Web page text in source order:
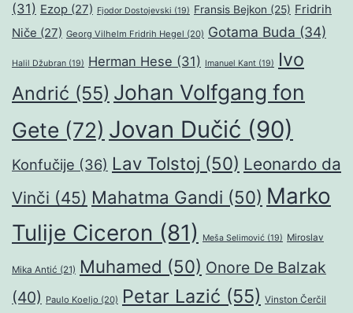
(31) Ezop (27) Fjodor Dostojevski (19) Fransis Bejkon (25) Fridrih
Niče (27) Georg Vilhelm Fridrih Hegel (20) Gotama Buda (34)
Halil Džubran (19) Herman Hese (31) Imanuel Kant (19)
Ivo
Andrić (55) Johan Volfgang fon
Gete (72) Jovan Dučić (90)
Konfučije (36) Lav Tolstoj (50) Leonardo da
Vinči (45) Mahatma Gandi (50) Marko
Tulije Ciceron (81) Meša Selimović (19) Miroslav
Mika Antić (21) Muhamed (50) Onore De Balzak
(40) Paulo Koeljo (20) Petar Lazić (55) Vinston Čerčil